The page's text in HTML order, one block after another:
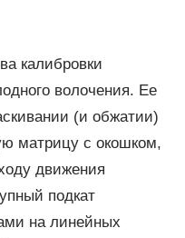
калибровки
волочения. Ее
(и обжатии)
матрицу с окошком,
движения
подкат
на линейных